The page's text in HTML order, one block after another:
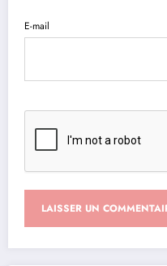
E-mail